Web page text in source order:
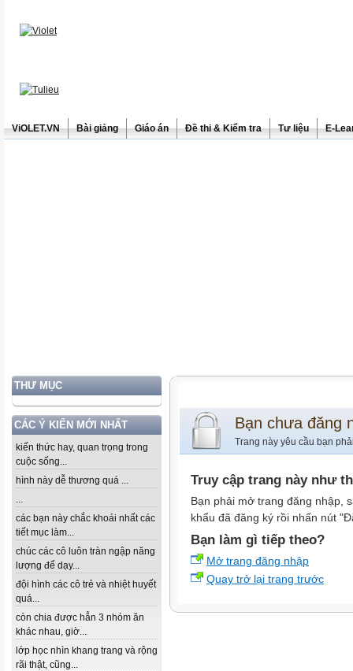
ViOLET.VN Bài giảng Giáo án Đề thi & Kiểm tra Tư liệu E-
THƯ MỤC
CÁC Ý KIẾN MỚI NHẤT
kiến thức hay, quan trọng trong
cuộc sống...
hình này dễ thương quá ...
...
các bạn này chắc khoái nhất các
tiết mục làm...
chúc các cô luôn tràn ngập năng
lượng để dạy...
đội hình các cô trẻ và nhiệt huyết
quá...
còn chia được hẳn 3 nhóm ăn
khác nhau, giờ...
lớp học nhìn khang trang và rộng
rãi thật, cũng...
Bạn chưa đăng
Trang này yêu cầu bạn
Truy cập trang này như
Bạn phải mở trang đăng nhập,
khẩu đã đăng ký rồi nhấn nút
Bạn làm gì tiếp theo?
Mở trang đăng nhập
Quay trở lại trang trước